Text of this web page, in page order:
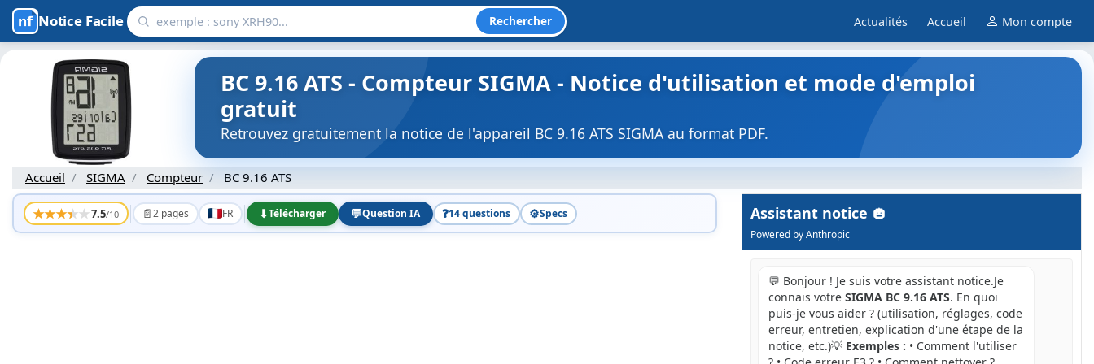
Notice Facile Rechercher Actualités Accueil Mon compte
BC 9.16 ATS - Compteur SIGMA - Notice d'utilisation et mode d'emploi
gratuit
Retrouvez gratuitement la notice de l'appareil BC 9.16 ATS SIGMA au format PDF.
Accueil SIGMA Compteur BC 9.16 ATS
★★★★★7.5/10 📄2 pages FR ⬇Télécharger 💬Question IA ❓14 questions ⚙️Specs Assistant notice
Powered by Anthropic
💬 Bonjour ! Je suis votre assistant notice.Je
connais votre SIGMA BC 9.16 ATS. En quoi
puis-je vous aider ? (utilisation, réglages, code
erreur, entretien, explication d'une étape de la
notice, etc.)💡 Exemples : • Comment l'utiliser